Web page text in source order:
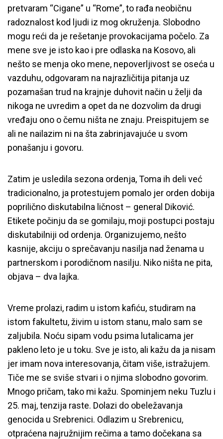
pretvaram “Cigane” u “Rome”, to rađa neobičnu
radoznalost kod ljudi iz mog okruženja. Slobodno
mogu reći da je rešetanje provokacijama počelo. Za
mene sve je isto kao i pre odlaska na Kosovo, ali
nešto se menja oko mene, nepoverljivost se oseća u
vazduhu, odgovaram na najrazličitija pitanja uz
pozamašan trud na krajnje duhovit način u želji da
nikoga ne uvredim a opet da ne dozvolim da drugi
vređaju ono o čemu ništa ne znaju. Preispitujem se
ali ne nailazim ni na šta zabrinjavajuće u svom
ponašanju i govoru.
Zatim je usledila sezona ordenja, Toma ih deli već
tradicionalno, ja protestujem pomalo jer orden dobija
poprilično diskutabilna ličnost – general Diković.
Etikete počinju da se gomilaju, moji postupci postaju
diskutabilniji od ordenja. Organizujemo, nešto
kasnije, akciju o sprečavanju nasilja nad ženama u
partnerskom i porodičnom nasilju. Niko ništa ne pita,
objava – dva lajka.
Vreme prolazi, radim u istom kafiću, studiram na
istom fakultetu, živim u istom stanu, malo sam se
zaljubila. Noću sipam vodu psima lutalicama jer
pakleno leto je u toku. Sve je isto, ali kažu da ja nisam
jer imam nova interesovanja, čitam više, istražujem.
Tiče me se sviše stvari i o njima slobodno govorim.
Mnogo pričam, tako mi kažu. Spominjem neku Tuzlu i
25. maj, tenzija raste. Dolazi do obeležavanja
genocida u Srebrenici. Odlazim u Srebrenicu,
otpraćena najružnijim rečima a tamo dočekana sa